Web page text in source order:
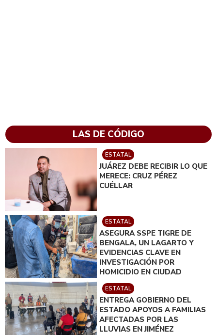
LAS DE CÓDIGO
ESTATAL
JUÁREZ DEBE RECIBIR LO QUE
MERECE: CRUZ PÉREZ
CUÉLLAR
ESTATAL
ASEGURA SSPE TIGRE DE
BENGALA, UN LAGARTO Y
EVIDENCIAS CLAVE EN
INVESTIGACIÓN POR
HOMICIDIO EN CIUDAD
JUÁREZ; EN CATEO
INSTRUIDO POR GILBERTO
LOYA
ESTATAL
ENTREGA GOBIERNO DEL
ESTADO APOYOS A FAMILIAS
AFECTADAS POR LAS
LLUVIAS EN JIMÉNEZ